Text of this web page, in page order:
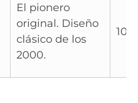
El pionero
original. Diseño
clásico de los
2000.